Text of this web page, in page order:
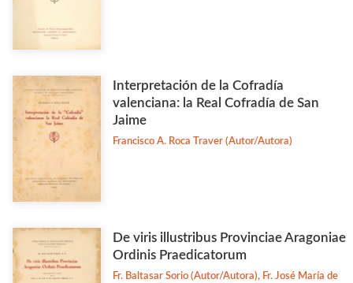
Interpretación de la Cofradía
valenciana: la Real Cofradía de San
Jaime
Francisco A. Roca Traver (Autor/Autora)
De viris illustribus Provinciae Aragoniae
Ordinis Praedicatorum
Fr. Baltasar Sorio (Autor/Autora), Fr. José María de